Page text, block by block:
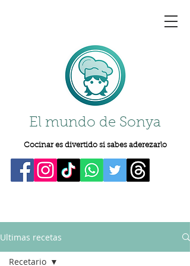
El mundo de Sonya
Cocinar es divertido si sabes aderezarlo
Ultimas recetas
Recetario